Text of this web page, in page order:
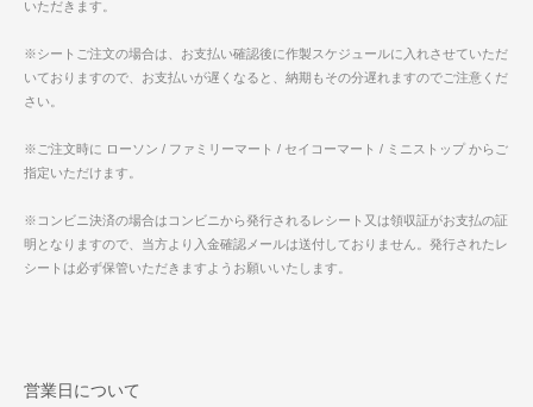
いただきます。
※シートご注文の場合は、お支払い確認後に作製スケジュールに入れさせていただ
いておりますので、お支払いが遅くなると、納期もその分遅れますのでご注意くだ
さい。
※ご注文時に ローソン / ファミリーマート / セイコーマート / ミニストップ からご
指定いただけます。
※コンビニ決済の場合はコンビニから発行されるレシート又は領収証がお支払の証
明となりますので、当方より入金確認メールは送付しておりません。発行されたレ
シートは必ず保管いただきますようお願いいたします。
営業日について